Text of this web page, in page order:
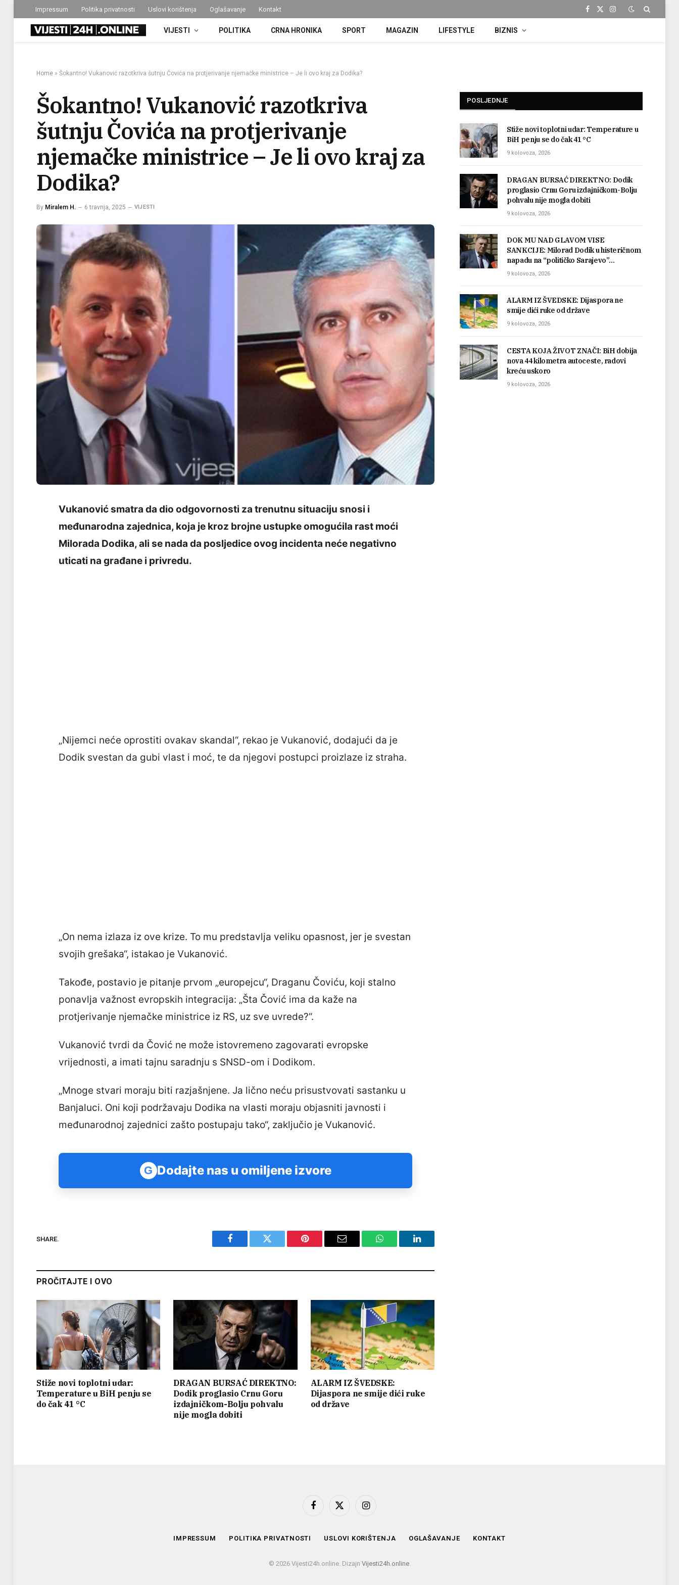
Impressum Politika privatnosti Uslovi korištenja Oglašavanje Kontakt
Facebook
X
Instagram
VIJESTI POLITIKA CRNA HRONIKA SPORT MAGAZIN LIFESTYLE BIZNIS
Home » Šokantno! Vukanović razotkriva šutnju Čovića na protjerivanje njemačke ministrice – Je li ovo kraj za Dodika?
Šokantno! Vukanović razotkriva
šutnju Čovića na protjerivanje
njemačke ministrice – Je li ovo kraj za
Dodika?
By Miralem H. 6 travnja, 2025 VIJESTI
Vukanović smatra da dio odgovornosti za trenutnu situaciju snosi i
međunarodna zajednica, koja je kroz brojne ustupke omogućila rast moći
Milorada Dodika, ali se nada da posljedice ovog incidenta neće negativno
uticati na građane i privredu.
„Nijemci neće oprostiti ovakav skandal“, rekao je Vukanović, dodajući da je
Dodik svestan da gubi vlast i moć, te da njegovi postupci proizlaze iz straha.
„On nema izlaza iz ove krize. To mu predstavlja veliku opasnost, jer je svestan
svojih grešaka“, istakao je Vukanović.
Takođe, postavio je pitanje prvom „europejcu“, Draganu Čoviću, koji stalno
ponavlja važnost evropskih integracija: „Šta Čović ima da kaže na
protjerivanje njemačke ministrice iz RS, uz sve uvrede?“.
Vukanović tvrdi da Čović ne može istovremeno zagovarati evropske
vrijednosti, a imati tajnu saradnju s SNSD-om i Dodikom.
„Mnoge stvari moraju biti razjašnjene. Ja lično neću prisustvovati sastanku u
Banjaluci. Oni koji podržavaju Dodika na vlasti moraju objasniti javnosti i
međunarodnoj zajednici zašto postupaju tako“, zaključio je Vukanović.
G Dodajte nas u omiljene izvore
SHARE.
Facebook Twitter Pinterest Email WhatsAppLinkedIn
PROČITAJTE I OVO
Stiže novi toplotni udar:
Temperature u BiH penju se
do čak 41 °C
DRAGAN BURSAĆ DIREKTNO:
Dodik proglasio Crnu Goru
izdajničkom-Bolju pohvalu
nije mogla dobiti
ALARM IZ ŠVEDSKE:
Dijaspora ne smije dići ruke
od države
POSLJEDNJE
Stiže novi toplotni udar: Temperature u
BiH penju se do čak 41 °C
9 kolovoza, 2026
DRAGAN BURSAĆ DIREKTNO: Dodik
proglasio Crnu Goru izdajničkom-Bolju
pohvalu nije mogla dobiti
9 kolovoza, 2026
DOK MU NAD GLAVOM VISE
SANKCIJE: Milorad Dodik u histeričnom
napadu na “političko Sarajevo”…
9 kolovoza, 2026
ALARM IZ ŠVEDSKE: Dijaspora ne
smije dići ruke od države
9 kolovoza, 2026
CESTA KOJA ŽIVOT ZNAČI: BiH dobija
nova 44 kilometra autoceste, radovi
kreću uskoro
9 kolovoza, 2026
Facebook
X
Instagram
IMPRESSUM POLITIKA PRIVATNOSTI USLOVI KORIŠTENJA OGLAŠAVANJE KONTAKT
© 2026 Vijesti24h.online. Dizajn Vijesti24h.online.